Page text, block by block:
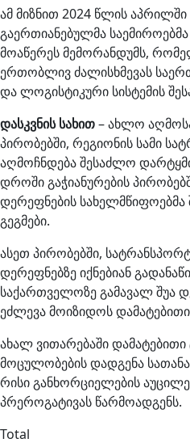
ამ მიზნით 2024 წლის
გაერთიანებულმა
მოაწერეს მემორანდუმს,
ერთობლივ ძალისხმევას
და ლოგისტიკური სისტემის
დასკვნის სახით– ახლო
პირობებში, რეგიონის სამი
აღმოჩნდება შესაძლო
დროში გაჭიანურების
დერეფნების სახელმწიფოებმა
გეგმები.
ასეთ პირობებში,
დერეფნებზე იქნებიან
საქართველოზე გამავალ შუა
ეძლევა მოიზიდოს
ახალ ვითარებაში
მოცულობების დადგენა
რისი განხორციელების
პრეროგატივას წარმოადგენს.
Total